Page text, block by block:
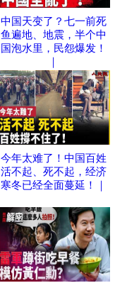
中国天变了？七一前死
鱼遍地、地震，半个中
国泡水里，民怨爆发！
｜
今年太难了！中国百姓
活不起、死不起，经济
寒冬已经全面蔓延！｜